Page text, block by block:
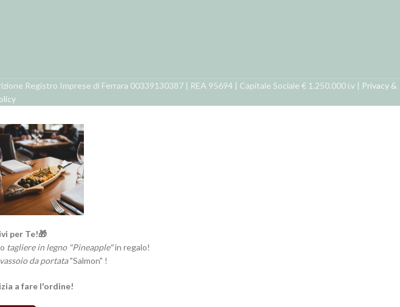
Registro Imprese di Ferrara 00339130387 | REA 95694 | Capitale Sociale € 1.250.000 i.v | Privacy &
per Te!🎁
tagliere in legno "Pineapple"in regalo!
vassoio da portata"Salmon" !
a fare l'ordine!